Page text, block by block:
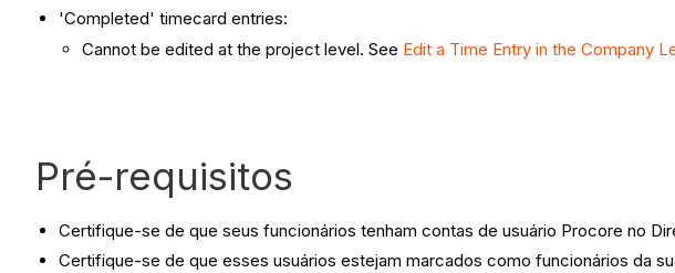
'Completed' timecard entries:
Cannot be edited at the project level. See Edit a Time Entry in the Company
Pré-requisitos
Certifique-se de que seus funcionários tenham contas de usuário Procore no
Certifique-se de que esses usuários estejam marcados como funcionários da